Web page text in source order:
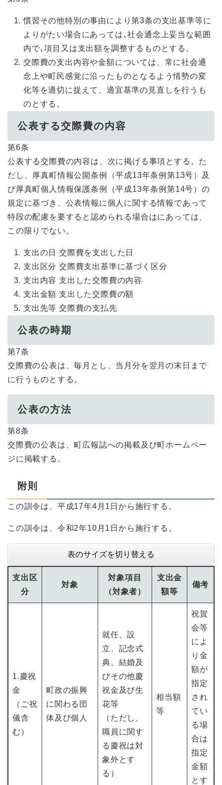
慣習その他特別の事由により第3条の支出基準等に
よりがたい場合にあっては､社会通念上妥当な範囲
内で､項目又は支出額を調整するものとする。
交際費の支出内容や金額については、常に社会通
念上や町民感覚に沿ったものとなるよう情勢の変
化等を適切に捉えて、適宜基準の見直しを行うも
のとする。
公表する交際費の内容
第6条
公表する交際費の内容は、次に掲げる事項とする。た
だし、厚真町情報公開条例（平成13年条例第13号）及
び厚真町個人情報保護条例（平成13年条例第14号）の
規定に基づき、公表情報に個人に関する情報であって
特段の配慮を要すると認められる場合はにあっては、
この限りでない。
支出の日 交際費を支出した日
支出区分 交際費支出基準に基づく区分
支出内容 支出した交際費の内容
支出金額 支出した交際費の額
支出先等 交際費の支払先
公表の時期
第7条
交際費の公表は、毎月とし、当月分を翌月の末日まで
に行うものとする。
公表の方法
第8条
交際費の公表は、町広報誌への掲載及び町ホームペー
ジに掲載する。
附則
この訓令は、平成17年4月1日から施行する。
この訓令は、令和2年10月1日から施行する。
表のサイズを切り替える
支出区
分
対象
対象項目
（対象者）
支出金
額等
備考
1.慶祝
金
（ご祝
儀含
む）
町政の振興
に関わる団
体及び個人
就任、設
立、記念式
典、結婚及
びその他慶
祝金及び生
花等
（ただし、
職員に関す
る慶祝は対
象外とす
る）
相当額
等
祝賀
会等
によ
り金
額が
指定
され
てい
る場
合は
指定
金額
とす